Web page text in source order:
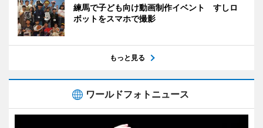
練馬で子ども向け動画制作イベント すしロ
ボットをスマホで撮影
もっと見る
ワールドフォトニュース